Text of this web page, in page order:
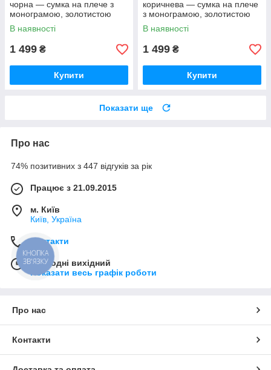
чорна — сумка на плече з
монограмою, золотистою
фурнітурою та ремінцем
В наявності
1 499 ₴
Купити
коричнева — сумка на плече
з монограмою, золотистою
фурнітурою та ремінцем
В наявності
1 499 ₴
Купити
Показати ще
Про нас
74% позитивних з 447 відгуків за рік
Працює з 21.09.2015
м. Київ
Київ, Україна
Контакти
Сьогодні вихідний
Показати весь графік роботи
Про нас
Контакти
КНОПКА
ЗВ'ЯЗКУ